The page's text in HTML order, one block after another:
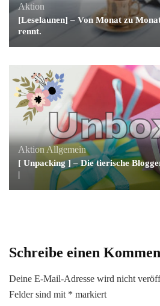
Aktion
[Leselaunen] – Von Monat zu
rennt.
AktionAllgemein
[ Unpacking ] – Die tierische
|
Schreibe einen
Deine E-Mail-Adresse wird nicht
Felder sind mit * markiert